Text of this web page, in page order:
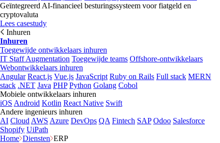
Geïntegreerd AI-financieel besturingssysteem voor fiatgeld en
cryptovaluta
Lees casestudy
Inhuren
Inhuren
Toegewijde ontwikkelaars inhuren
IT Staff Augmentation Toegewijde teams Offshore-ontwikkelaars
Webontwikkelaars inhuren
Angular React.js Vue.js JavaScript Ruby on Rails Full stack MERN
stack .NET Java PHP Python Golang Cobol
Mobiele ontwikkelaars inhuren
iOS Android Kotlin React Native Swift
Andere ingenieurs inhuren
AI Cloud AWS Azure DevOps QA Fintech SAP Odoo Salesforce
Shopify UiPath
Home Diensten ERP